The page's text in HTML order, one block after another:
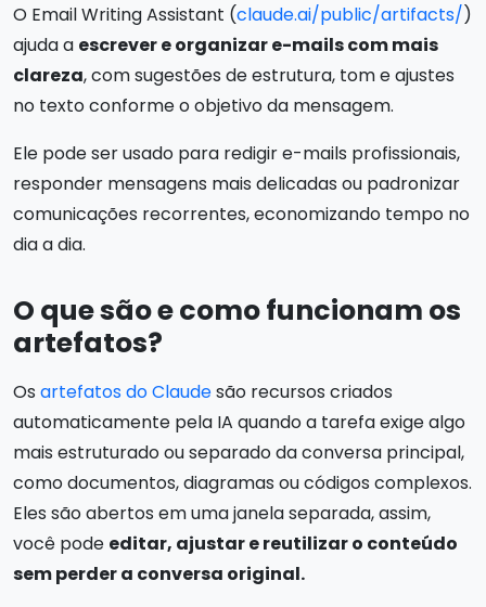
O Email Writing Assistant (claude.ai/public/artifacts/)
ajuda a escrever e organizar e-mails com mais
clareza, com sugestões de estrutura, tom e ajustes
no texto conforme o objetivo da mensagem.
Ele pode ser usado para redigir e-mails profissionais,
responder mensagens mais delicadas ou padronizar
comunicações recorrentes, economizando tempo no
dia a dia.
O que são e como funcionam os
artefatos?
Os artefatos do Claudesão recursos criados
automaticamente pela IA quando a tarefa exige algo
mais estruturado ou separado da conversa principal,
como documentos, diagramas ou códigos complexos.
Eles são abertos em uma janela separada, assim,
você pode editar, ajustar e reutilizar o conteúdo
sem perder a conversa original.